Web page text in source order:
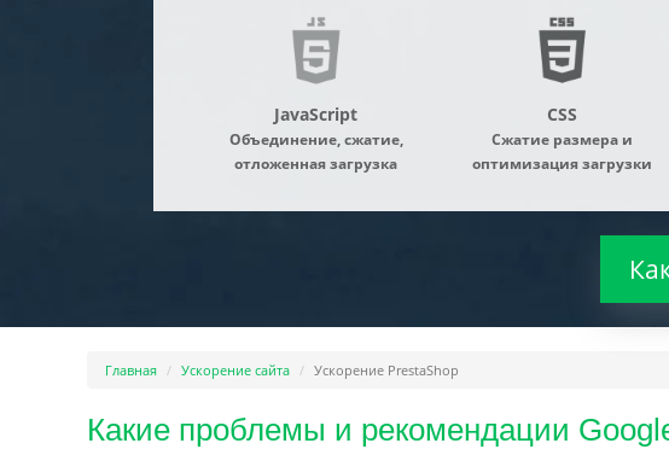
JavaScript
Объединение, сжатие,
отложенная загрузка
CSS
Сжатие размера и
оптимизация загрузки
Главная Ускорение сайта Ускорение PrestaShop
Какие проблемы и рекомендации